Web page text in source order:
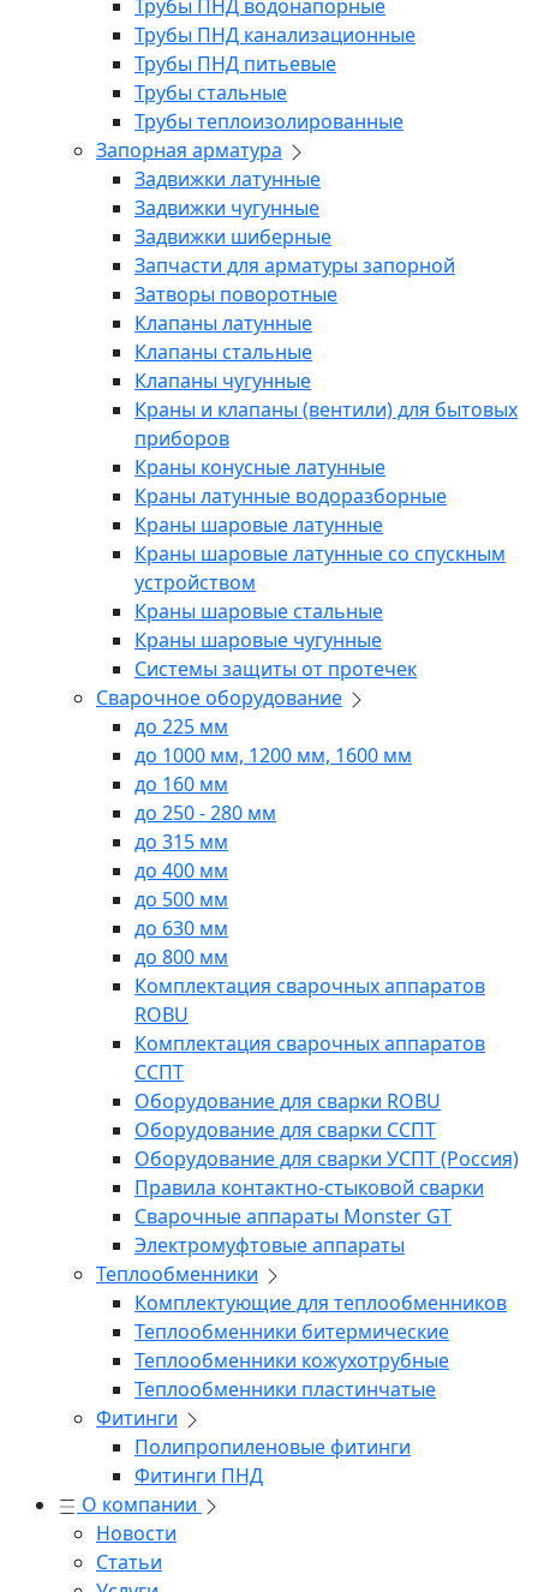
Трубы ПНД водонапорные
Трубы ПНД канализационные
Трубы ПНД питьевые
Трубы стальные
Трубы теплоизолированные
Запорная арматура
Задвижки латунные
Задвижки чугунные
Задвижки шиберные
Запчасти для арматуры запорной
Затворы поворотные
Клапаны латунные
Клапаны стальные
Клапаны чугунные
Краны и клапаны (вентили) для бытовых
приборов
Краны конусные латунные
Краны латунные водоразборные
Краны шаровые латунные
Краны шаровые латунные со спускным
устройством
Краны шаровые стальные
Краны шаровые чугунные
Системы защиты от протечек
Сварочное оборудование
до 225 мм
до 1000 мм, 1200 мм, 1600 мм
до 160 мм
до 250 - 280 мм
до 315 мм
до 400 мм
до 500 мм
до 630 мм
до 800 мм
Комплектация сварочных аппаратов
ROBU
Комплектация сварочных аппаратов
ССПТ
Оборудование для сварки ROBU
Оборудование для сварки ССПТ
Оборудование для сварки УСПТ (Россия)
Правила контактно-стыковой сварки
Сварочные аппараты Monster GT
Электромуфтовые аппараты
Теплообменники
Комплектующие для теплообменников
Теплообменники битермические
Теплообменники кожухотрубные
Теплообменники пластинчатые
Фитинги
Полипропиленовые фитинги
Фитинги ПНД
О компании
Новости
Статьи